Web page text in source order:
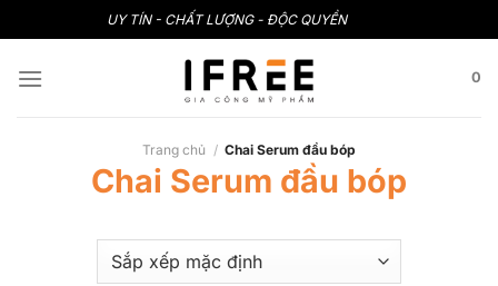
qua
nội
UY TÍN - CHẤT LƯỢNG - ĐỘC QUYỀN
0
Trang chủ / Chai Serum đầu bóp
Chai Serum đầu bóp